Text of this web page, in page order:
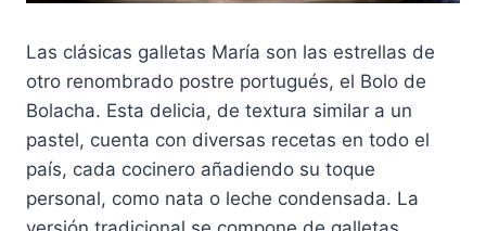
Las clásicas galletas María son las estrellas de
otro renombrado postre portugués, el Bolo de
Bolacha. Esta delicia, de textura similar a un
pastel, cuenta con diversas recetas en todo el
país, cada cocinero añadiendo su toque
personal, como nata o leche condensada. La